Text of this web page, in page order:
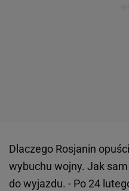
Dlaczego Rosjanin
wybuchu wojny. Jak sam
do wyjazdu. - Po 24